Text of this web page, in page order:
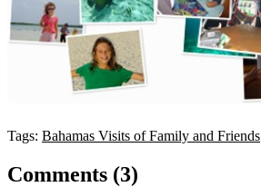
Tags: Bahamas Visits of Family and Friends
Comments (3)